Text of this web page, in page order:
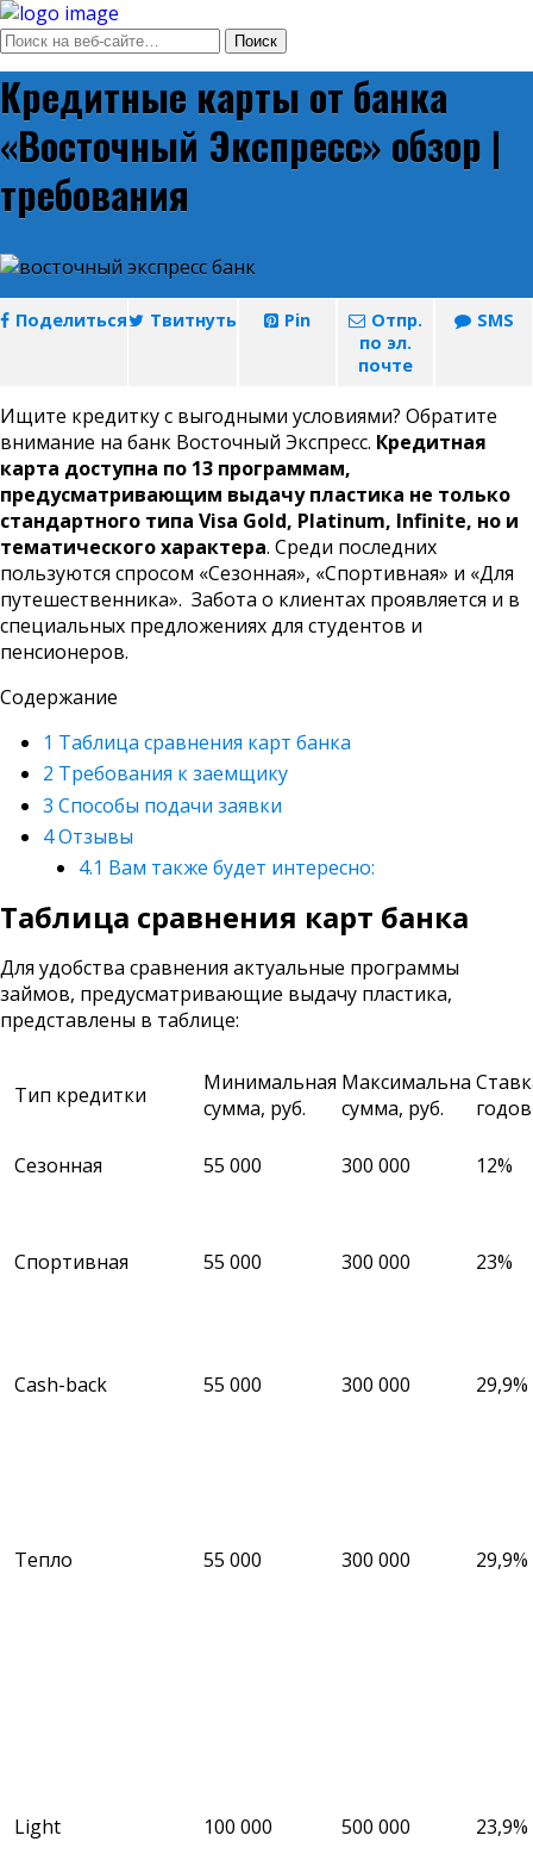
Кредитные карты от банка
«Восточный Экспресс» обзор |
требования
Поделиться Твитнуть Pin
Отпр.
по эл.
почте
SMS
Ищите кредитку с выгодными условиями? Обратите
внимание на банк Восточный Экспресс. Кредитная
карта доступна по 13 программам,
предусматривающим выдачу пластика не только
стандартного типа Visa Gold, Platinum, Infinite, но и
тематического характера. Среди последних
пользуются спросом «Сезонная», «Спортивная» и «Для
путешественника». Забота о клиентах проявляется и в
специальных предложениях для студентов и
пенсионеров.
Содержание
1 Таблица сравнения карт банка
2 Требования к заемщику
3 Способы подачи заявки
4Отзывы
4.1 Вам также будет интересно:
Таблица сравнения карт банка
Для удобства сравнения актуальные программы
займов, предусматривающие выдачу пластика,
представлены в таблице:
Тип кредитки
Минимальная
сумма, руб.
Максимальна
сумма, руб.
Сезонная 55 000 300 000 12%
Спортивная 55 000 300 000 23%
Cash-back 55 000 300 000 29,9%
Тепло 55 000 300 000 29,9%
Light 100 000 500 000 23,9%